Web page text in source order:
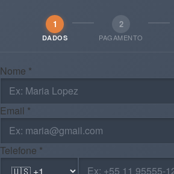
1
DADOS
2
PAGAMENTO
Nome *
Email *
Telefone *